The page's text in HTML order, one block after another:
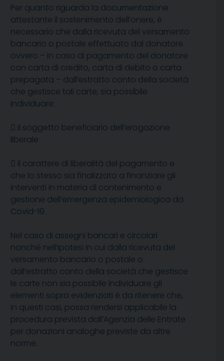
Per quanto riguarda la documentazione
attestante il sostenimento dell’onere, è
necessario che dalla ricevuta del versamento
bancario o postale effettuato dal donatore
ovvero – in caso di pagamento del donatore
con carta di credito, carta di debito o carta
prepagata – dall’estratto conto della società
che gestisce tali carte, sia possibile
individuare:
 il soggetto beneficiario dell’erogazione
liberale
 il carattere di liberalità del pagamento e
che lo stesso sia finalizzato a finanziare gli
interventi in materia di contenimento e
gestione dell’emergenza epidemiologica da
Covid-19.
Nel caso di assegni bancari e circolari
nonché nell’ipotesi in cui dalla ricevuta del
versamento bancario o postale o
dall’estratto conto della società che gestisce
le carte non sia possibile individuare gli
elementi sopra evidenziati è da ritenere che,
in questi casi, possa rendersi applicabile la
procedura prevista dall’Agenzia delle Entrate
per donazioni analoghe previste da altre
norme.